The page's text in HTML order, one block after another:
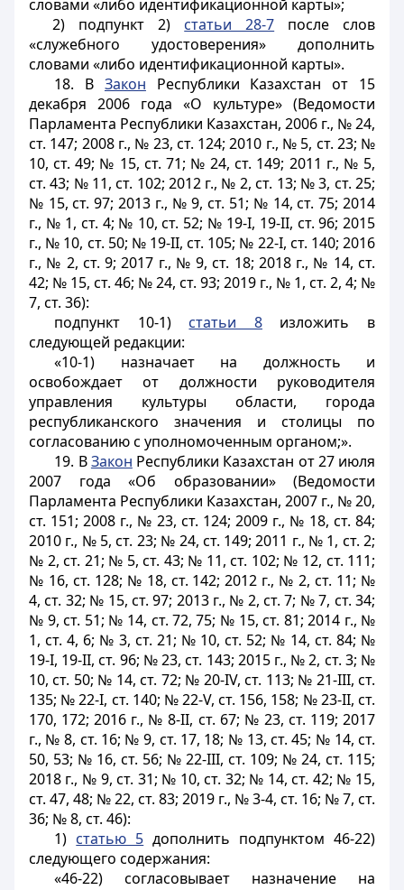
словами «либо идентификационной карты»;
2) подпункт 2) статьи 28-7 после слов
«служебного удостоверения» дополнить
словами «либо идентификационной карты».
18. В Закон Республики Казахстан от 15
декабря 2006 года «О культуре» (Ведомости
Парламента Республики Казахстан, 2006 г., № 24,
ст. 147; 2008 г., № 23, ст. 124; 2010 г., № 5, ст. 23; №
10, ст. 49; № 15, ст. 71; № 24, ст. 149; 2011 г., № 5,
ст. 43; № 11, ст. 102; 2012 г., № 2, ст. 13; № 3, ст. 25;
№ 15, ст. 97; 2013 г., № 9, ст. 51; № 14, ст. 75; 2014
г., № 1, ст. 4; № 10, ст. 52; № 19-I, 19-II, ст. 96; 2015
г., № 10, ст. 50; № 19-II, ст. 105; № 22-I, ст. 140; 2016
г., № 2, ст. 9; 2017 г., № 9, ст. 18; 2018 г., № 14, ст.
42; № 15, ст. 46; № 24, ст. 93; 2019 г., № 1, ст. 2, 4; №
7, ст. 36):
подпункт 10-1) статьи 8изложить в
следующей редакции:
«10-1) назначает на должность и
освобождает от должности руководителя
управления культуры области, города
республиканского значения и столицы по
согласованию с уполномоченным органом;».
19. ВЗакон Республики Казахстан от 27 июля
2007 года «Об образовании» (Ведомости
Парламента Республики Казахстан, 2007 г., № 20,
ст. 151; 2008 г., № 23, ст. 124; 2009 г., № 18, ст. 84;
2010 г., № 5, ст. 23; № 24, ст. 149; 2011 г., № 1, ст. 2;
№ 2, ст. 21; № 5, ст. 43; № 11, ст. 102; № 12, ст. 111;
№ 16, ст. 128; № 18, ст. 142; 2012 г., № 2, ст. 11; №
4, ст. 32; № 15, ст. 97; 2013 г., № 2, ст. 7; № 7, ст. 34;
№ 9, ст. 51; № 14, ст. 72, 75; № 15, ст. 81; 2014 г., №
1, ст. 4, 6; № 3, ст. 21; № 10, ст. 52; № 14, ст. 84; №
19-I, 19-II, ст. 96; № 23, ст. 143; 2015 г., № 2, ст. 3; №
10, ст. 50; № 14, ст. 72; № 20-IV, ст. 113; № 21-III, ст.
135; № 22-I, ст. 140; № 22-V, ст. 156, 158; № 23-II, ст.
170, 172; 2016 г., № 8-II, ст. 67; № 23, ст. 119; 2017
г., № 8, ст. 16; № 9, ст. 17, 18; № 13, ст. 45; № 14, ст.
50, 53; № 16, ст. 56; № 22-III, ст. 109; № 24, ст. 115;
2018 г., № 9, ст. 31; № 10, ст. 32; № 14, ст. 42; № 15,
ст. 47, 48; № 22, ст. 83; 2019 г., № 3-4, ст. 16; № 7, ст.
36; № 8, ст. 46):
1) статью 5 дополнить подпунктом 46-22)
следующего содержания:
«46-22) согласовывает назначение на